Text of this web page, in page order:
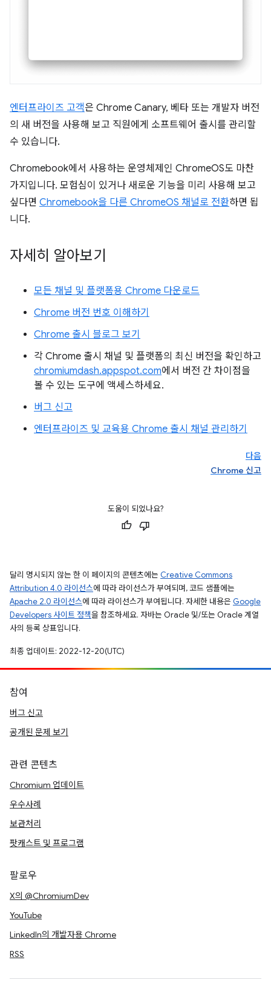
엔터프라이즈 고객은 Chrome Canary, 베타 또는 개발자 버전
의 새 버전을 사용해 보고 직원에게 소프트웨어 출시를 관리할
수 있습니다.
Chromebook에서 사용하는 운영체제인 ChromeOS도 마찬
가지입니다. 모험심이 있거나 새로운 기능을 미리 사용해 보고
싶다면 Chromebook을 다른 ChromeOS 채널로 전환하면 됩
니다.
자세히 알아보기
모든 채널 및 플랫폼용 Chrome 다운로드
Chrome 버전 번호 이해하기
Chrome 출시 블로그 보기
각 Chrome 출시 채널 및 플랫폼의 최신 버전을 확인하고
chromiumdash.appspot.com에서 버전 간 차이점을
볼 수 있는 도구에 액세스하세요.
버그 신고
엔터프라이즈 및 교육용 Chrome 출시 채널 관리하기
다음
Chrome 신고
도움이 되었나요?
달리 명시되지 않는 한 이 페이지의 콘텐츠에는 Creative Commons
Attribution 4.0 라이선스에 따라 라이선스가 부여되며, 코드 샘플에는
Apache 2.0 라이선스에 따라 라이선스가 부여됩니다. 자세한 내용은 Google
Developers 사이트 정책을 참조하세요. 자바는 Oracle 및/또는 Oracle 계열
사의 등록 상표입니다.
최종 업데이트: 2022-12-20(UTC)
참여
버그 신고
공개된 문제 보기
관련 콘텐츠
Chromium 업데이트
우수사례
보관처리
팟캐스트 및 프로그램
팔로우
X의 @ChromiumDev
YouTube
LinkedIn의 개발자용 Chrome
RSS